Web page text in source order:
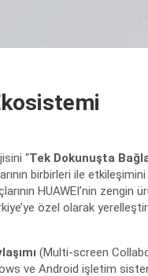
“Tek Dokunuşta
birbirleri ile
HUAWEI’nin zengin
özel olarak
(Multi-screen
ve Android işletim